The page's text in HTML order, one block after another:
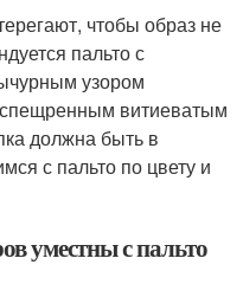
чтобы образ не
пальто с
узором
витиеватым
должна быть в
с пальто по цвету и
уместны с пальто